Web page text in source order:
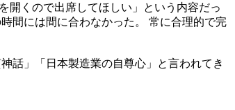
開くので出席してほしい」という内容だっ
間には間に合わなかった。 常に合理的で完
話」「日本製造業の自尊心」と言われてき